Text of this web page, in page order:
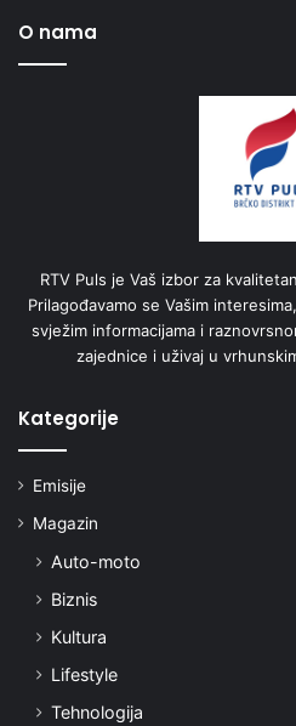
O nama
RTV Puls je Vaš izbor za
Prilagođavamo se Vašim
svježim informacijama i
zajednice i uživaj u
Kategorije
Emisije
Magazin
Auto-moto
Biznis
Kultura
Lifestyle
Tehnologija